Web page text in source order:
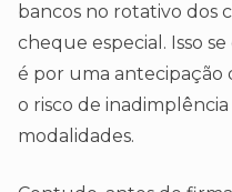
bancos no rotativo dos
cheque especial. Isso
é por uma antecipação
o risco de
modalidades.